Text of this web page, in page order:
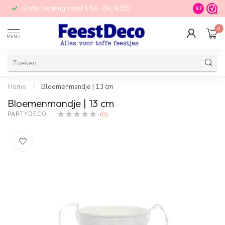
Gratis levering vanaf € 50,- (NL & BE) STORE in
9.7
MENU
0
Home / Bloemenmandje | 13 cm
Bloemenmandje | 13 cm
PARTYDECO (0)